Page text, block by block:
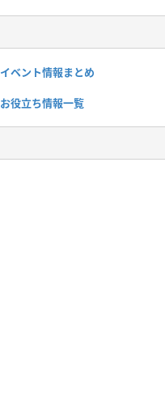
イベント情報まとめ
お役立ち情報一覧